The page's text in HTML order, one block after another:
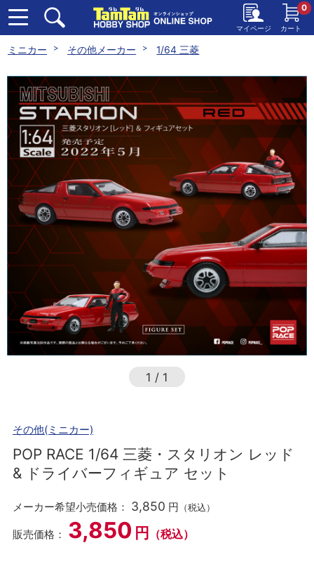
マイページ カート
0
ミニカー その他メーカー 1/64 三菱
1 / 1
その他(ミニカー)
POP RACE 1/64 三菱・スタリオン レッド
& ドライバーフィギュア セット
メーカー希望小売価格： 3,850 円 （税込）
販売価格： 3,850 円 （税込）